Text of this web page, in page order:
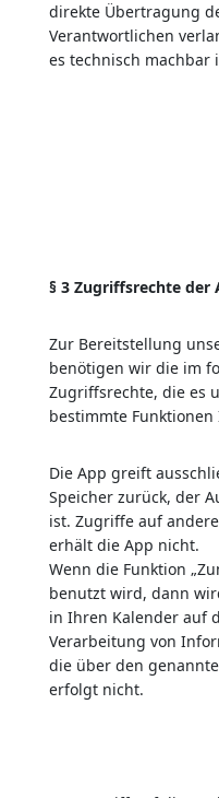
direkte Übertragung
Verantwortlichen
es technisch machbar
§ 3 Zugriffsrechte der
Zur Bereitstellung
benötigen wir die im
Zugriffsrechte, die es
bestimmte
Die App greift
Speicher zurück, der
ist. Zugriffe auf
erhält die App nicht.
Wenn die Funktion
benutzt wird, dann
in Ihren Kalender auf
Verarbeitung von
die über den
erfolgt nicht.